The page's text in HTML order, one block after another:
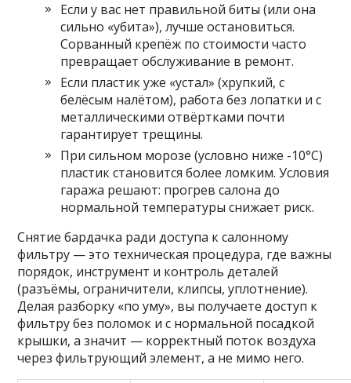
Если у вас нет правильной биты (или она
сильно «убита»), лучше остановиться.
Сорванный крепёж по стоимости часто
превращает обслуживание в ремонт.
Если пластик уже «устал» (хрупкий, с
белёсым налётом), работа без лопатки и с
металлическими отвёртками почти
гарантирует трещины.
При сильном морозе (условно ниже -10°C)
пластик становится более ломким. Условия
гаража решают: прогрев салона до
нормальной температуры снижает риск.
Снятие бардачка ради доступа к салонному
фильтру — это техническая процедура, где важны
порядок, инструмент и контроль деталей
(разъёмы, ограничители, клипсы, уплотнение).
Делая разборку «по уму», вы получаете доступ к
фильтру без поломок и с нормальной посадкой
крышки, а значит — корректный поток воздуха
через фильтрующий элемент, а не мимо него.